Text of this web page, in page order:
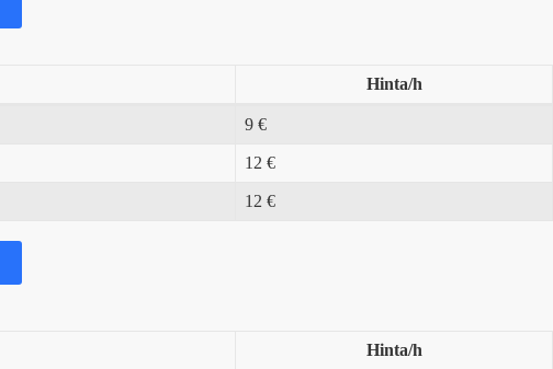
Hinta/h
9 €
12 €
12 €
Hinta/h